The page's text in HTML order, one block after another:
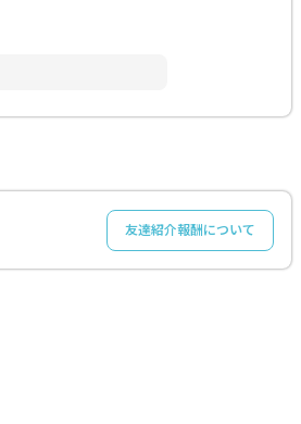
友達紹介報酬について